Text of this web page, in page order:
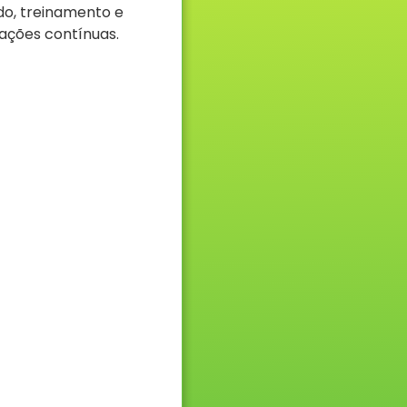
treinamento e
contínuas.